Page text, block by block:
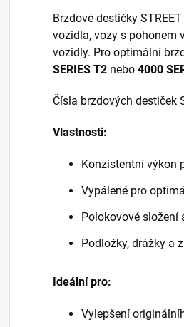
Brzdové destičky
vozidla, vozy s pohonem
vozidly. Pro optimální
SERIES T2 nebo 4000
Čísla brzdových destiček
Vlastnosti:
Konzistentní výkon
Vypálené pro
Polokovové složení
Podložky, drážky a
Ideální pro:
Vylepšení